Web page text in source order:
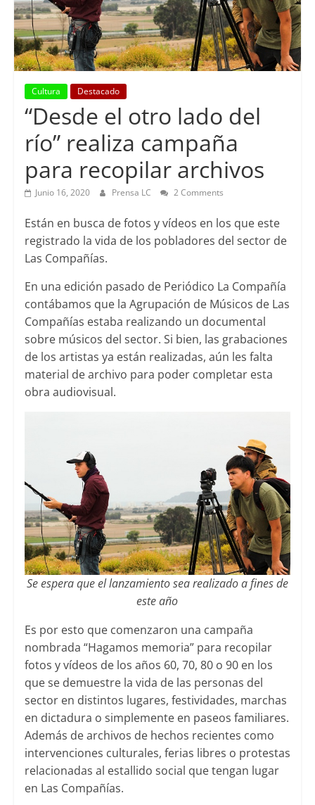
Cultura Destacado
“Desde el otro lado del
río” realiza campaña
para recopilar archivos
Junio 16, 2020 Prensa LC 2 Comments
Están en busca de fotos y vídeos en los que este
registrado la vida de los pobladores del sector de
Las Compañías.
En una edición pasado de Periódico La Compañía
contábamos que la Agrupación de Músicos de Las
Compañías estaba realizando un documental
sobre músicos del sector. Si bien, las grabaciones
de los artistas ya están realizadas, aún les falta
material de archivo para poder completar esta
obra audiovisual.
Se espera que el lanzamiento sea realizado a fines de
este año
Es por esto que comenzaron una campaña
nombrada “Hagamos memoria” para recopilar
fotos y vídeos de los años 60, 70, 80 o 90 en los
que se demuestre la vida de las personas del
sector en distintos lugares, festividades, marchas
en dictadura o simplemente en paseos familiares.
Además de archivos de hechos recientes como
intervenciones culturales, ferias libres o protestas
relacionadas al estallido social que tengan lugar
en Las Compañías.